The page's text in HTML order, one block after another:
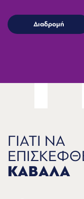
ΓΙΑΤΙ ΝΑ
ΚΑΒΑΛΑ